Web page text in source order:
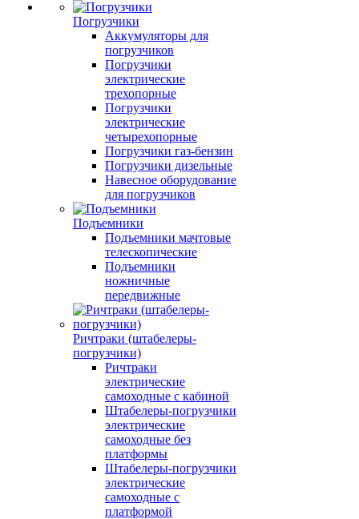
Погрузчики
Аккумуляторы для
погрузчиков
Погрузчики
электрические
трехопорные
Погрузчики
электрические
четырехопорные
Погрузчики газ-бензин
Погрузчики дизельные
Навесное оборудование
для погрузчиков
Подъемники
Подъемники мачтовые
телескопические
Подъемники
ножничные
передвижные
Ричтраки (штабелеры-
погрузчики)
Ричтраки
электрические
самоходные с кабиной
Штабелеры-погрузчики
электрические
самоходные без
платформы
Штабелеры-погрузчики
электрические
самоходные с
платформой